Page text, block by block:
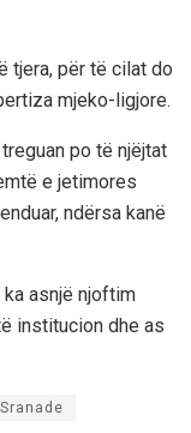
tjera, për të cilat do
mjeko-ligjore.
po të njëjtat
e jetimores
ndërsa kanë
ka asnjë njoftim
institucion dhe as